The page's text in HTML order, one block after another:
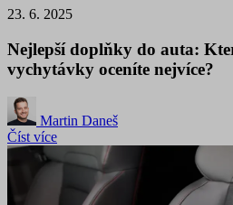
23. 6. 2025
Nejlepší doplňky do auta:
vychytávky oceníte nejvíce?
Martin Daneš
Číst více